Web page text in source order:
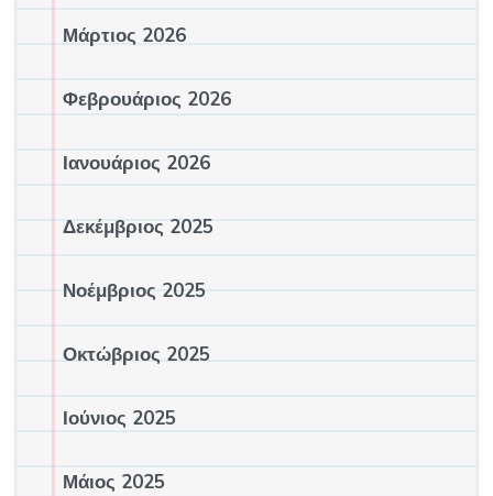
Μάρτιος 2026
Φεβρουάριος 2026
Ιανουάριος 2026
Δεκέμβριος 2025
Νοέμβριος 2025
Οκτώβριος 2025
Ιούνιος 2025
Μάιος 2025